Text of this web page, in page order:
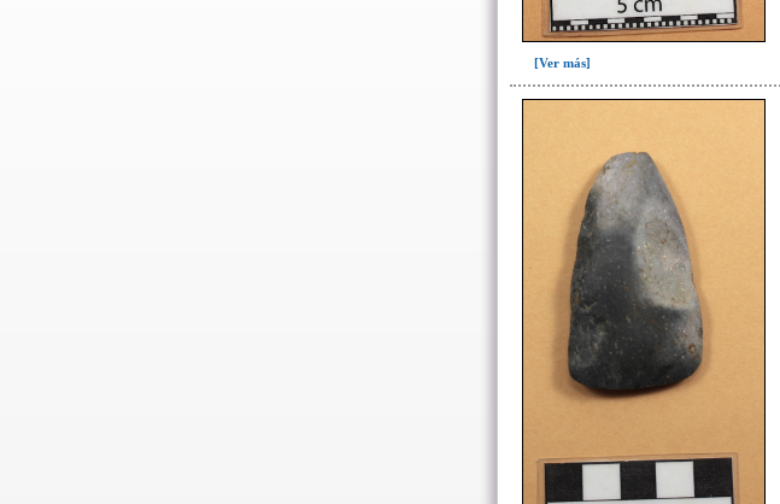
[Ver más]